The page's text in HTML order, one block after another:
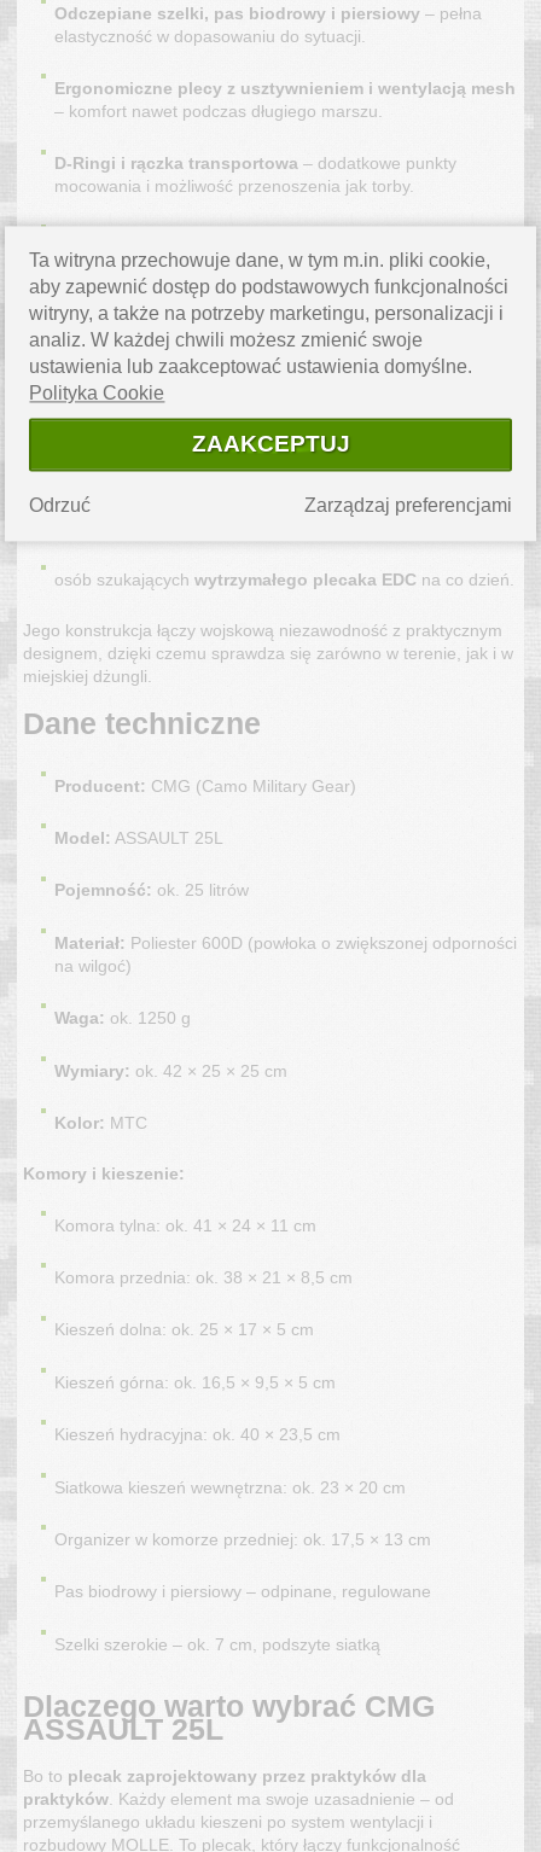
Odczepiane szelki, pas biodrowy i piersiowy – pełna
elastyczność w dopasowaniu do sytuacji.
Ergonomiczne plecy z usztywnieniem i wentylacją mesh
– komfort nawet podczas długiego marszu.
D-Ringi i rączka transportowa – dodatkowe punkty
mocowania i możliwość przenoszenia jak torby.
w rękawicach.
Dla kogo
PlecakCMG ASSAULT 25Lto uniwersalne rozwiązanie dla:
żołnierzy, funkcjonariuszy i pasjonatów militariów,
miłośników bushcraftu, survivalu i airsoftu,
osób szukającychwytrzymałego plecaka EDC na co dzień.
Jego konstrukcja łączy wojskową niezawodność z praktycznym
designem, dzięki czemu sprawdza się zarówno w terenie, jak i w
miejskiej dżungli.
Dane techniczne
Producent: CMG (Camo Military Gear)
Model: ASSAULT 25L
Pojemność: ok. 25 litrów
Materiał: Poliester 600D (powłoka o zwiększonej odporności
na wilgoć)
Waga: ok. 1250 g
Wymiary: ok. 42 × 25 × 25 cm
Kolor: MTC
Komory i kieszenie:
Komora tylna: ok. 41 × 24 × 11 cm
Komora przednia: ok. 38 × 21 × 8,5 cm
Kieszeń dolna: ok. 25 × 17 × 5 cm
Kieszeń górna: ok. 16,5 × 9,5 × 5 cm
Kieszeń hydracyjna: ok. 40 × 23,5 cm
Siatkowa kieszeń wewnętrzna: ok. 23 × 20 cm
Organizer w komorze przedniej: ok. 17,5 × 13 cm
Pas biodrowy i piersiowy – odpinane, regulowane
Szelki szerokie – ok. 7 cm, podszyte siatką
Dlaczego warto wybrać CMG
ASSAULT 25L
Bo to plecak zaprojektowany przez praktyków dla
praktyków . Każdy element ma swoje uzasadnienie – od
przemyślanego układu kieszeni po system wentylacji i
rozbudowy MOLLE. To plecak, który łączy funkcjonalność
Ta witryna przechowuje dane, w tym m.in. pliki cookie,
aby zapewnić dostęp do podstawowych funkcjonalności
witryny, a także na potrzeby marketingu, personalizacji i
analiz. W każdej chwili możesz zmienić swoje
ustawienia lub zaakceptować ustawienia domyślne.
Polityka Cookie
ZAAKCEPTUJ
Zarządzaj preferencjami
Odrzuć